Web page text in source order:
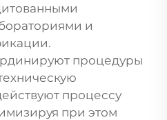
и
процедуры
процессу
при этом